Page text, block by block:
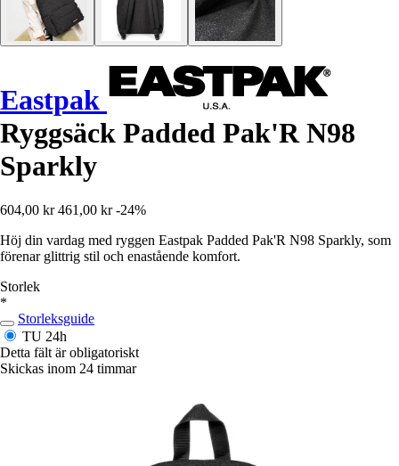
Eastpak
Ryggsäck Padded Pak'R N98
Sparkly
604,00 kr 461,00 kr -24%
Höj din vardag med ryggen Eastpak Padded Pak'R N98 Sparkly, som
förenar glittrig stil och enastående komfort.
Storlek
*
Storleksguide
TU 24h
Detta fält är obligatoriskt
Skickas inom 24 timmar